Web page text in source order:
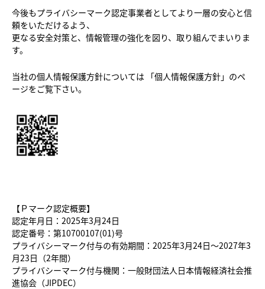
今後もプライバシーマーク認定事業者としてより一層の安心と信
頼をいただけるよう、
更なる安全対策と、情報管理の強化を図り、取り組んでまいりま
す。
当社の個人情報保護方針については 「個人情報保護方針」のペ
ージをご覧下さい。
【Ｐマーク認定概要】
認定年月日：2025年3月24日
認定番号：第10700107(01)号
プライバシーマーク付与の有効期間：2025年3月24日～2027年3
月23日（2年間）
プライバシーマーク付与機関：一般財団法人日本情報経済社会推
進協会（JIPDEC）